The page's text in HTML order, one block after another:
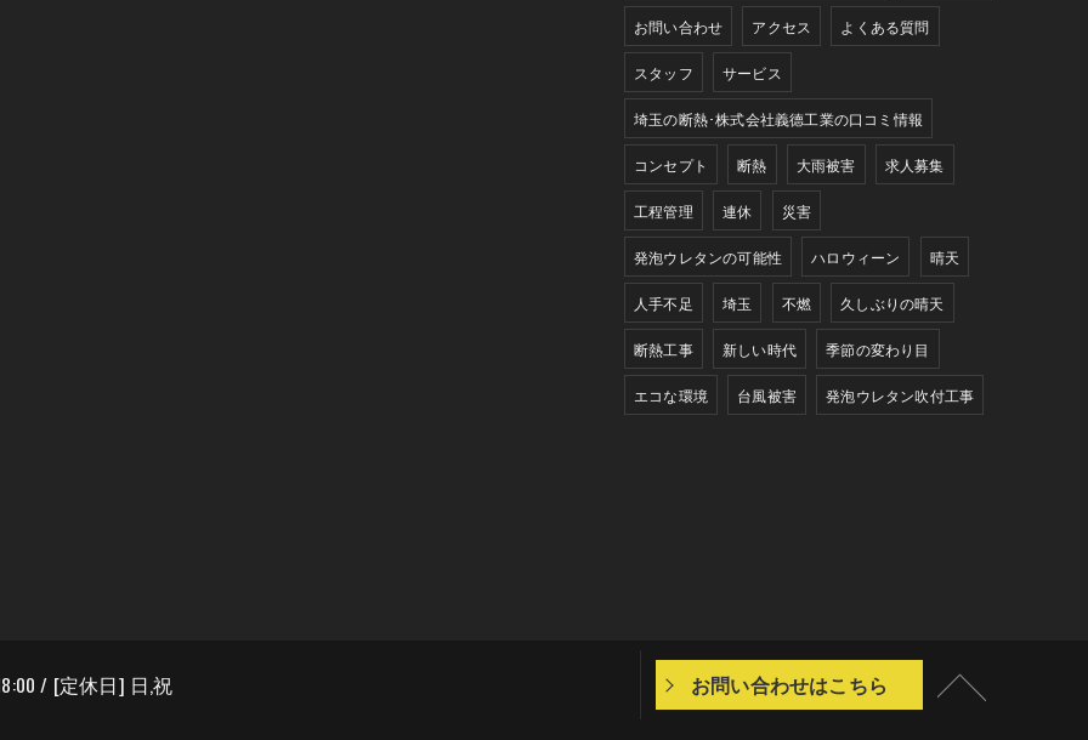
お問い合わせ アクセス よくある質問
スタッフ サービス
埼玉の断熱･株式会社義德工業の口コミ情報
コンセプト 断熱 大雨被害 求人募集
工程管理 連休 災害
発泡ウレタンの可能性 ハロウィーン 晴天
人手不足 埼玉 不燃 久しぶりの晴天
断熱工事 新しい時代 季節の変わり目
エコな環境 台風被害 発泡ウレタン吹付工事
/ [定休日] 日,祝 お問い合わせはこちら